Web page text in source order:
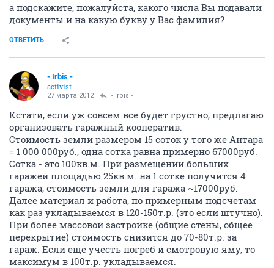
а подскажите, пожалуйста, какого числа Вы подавали
документы и на какую букву у Вас фамилия?
ОТВЕТИТЬ
- Irbis -
activist
27 марта 2012 - Irbis -
Кстати, если уж совсем все будет грустно, предлагаю
организовать гаражный кооператив.
Стоимость земли размером 15 соток у того же Антара
= 1 000 000руб., одна сотка равна примерно 67000руб.
Сотка - это 100кв.м. При размещении больших
гаражей площадью 25кв.м. на 1 сотке получится 4
гаража, стоимость земли для гаража ~17000руб.
Далее материал и работа, по примерным подсчетам
как раз укладываемся в 120-150т.р. (это если штучно).
При более массовой застройке (общие стены, общее
перекрытие) стоимость снизится до 70-80т.р. за
гараж. Если еще учесть погреб и смотровую яму, то
максимум в 100т.р. укладываемся.